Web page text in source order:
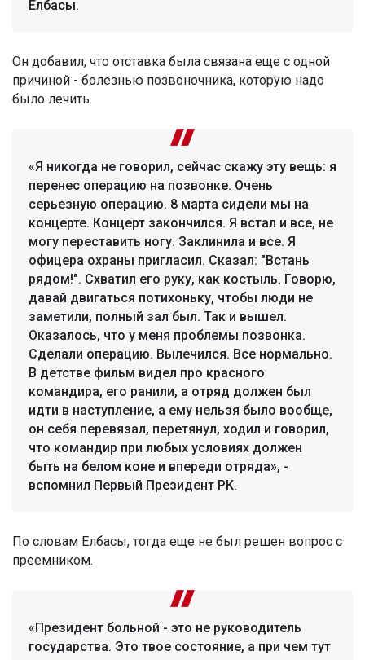
Елбасы.
Он добавил, что отставка была связана еще с одной
причиной - болезнью позвоночника, которую надо
было лечить.
«Я никогда не говорил, сейчас скажу эту вещь: я
перенес операцию на позвонке. Очень
серьезную операцию. 8 марта сидели мы на
концерте. Концерт закончился. Я встал и все, не
могу переставить ногу. Заклинила и все. Я
офицера охраны пригласил. Сказал: "Встань
рядом!". Схватил его руку, как костыль. Говорю,
давай двигаться потихоньку, чтобы люди не
заметили, полный зал был. Так и вышел.
Оказалось, что у меня проблемы позвонка.
Сделали операцию. Вылечился. Все нормально.
В детстве фильм видел про красного
командира, его ранили, а отряд должен был
идти в наступление, а ему нельзя было вообще,
он себя перевязал, перетянул, ходил и говорил,
что командир при любых условиях должен
быть на белом коне и впереди отряда», -
вспомнил Первый Президент РК.
По словам Елбасы, тогда еще не был решен вопрос с
преемником.
«Президент больной - это не руководитель
государства. Это твое состояние, а при чем тут